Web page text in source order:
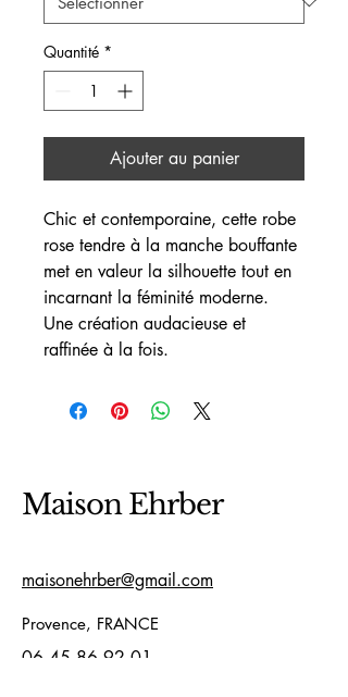
Quantité *
Ajouter au panier
Chic et contemporaine, cette robe
rose tendre à la manche bouffante
met en valeur la silhouette tout en
incarnant la féminité moderne.
Une création audacieuse et
raffinée à la fois.
Maison Ehrber
maisonehrber@gmail.com
Provence, FRANCE
06.45.86.92.01